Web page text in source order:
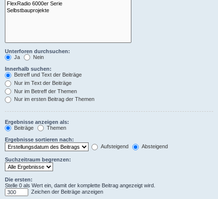
Unterforen durchsuchen:
Ja
Nein
Innerhalb suchen:
Betreff und Text der Beiträge
Nur im Text der Beiträge
Nur im Betreff der Themen
Nur im ersten Beitrag der Themen
Ergebnisse anzeigen als:
Beiträge
Themen
Ergebnisse sortieren nach:
Aufsteigend
Absteigend
Suchzeitraum begrenzen:
Die ersten:
Stelle 0 als Wert ein, damit der komplette Beitrag angezeigt wird.
Zeichen der Beiträge anzeigen